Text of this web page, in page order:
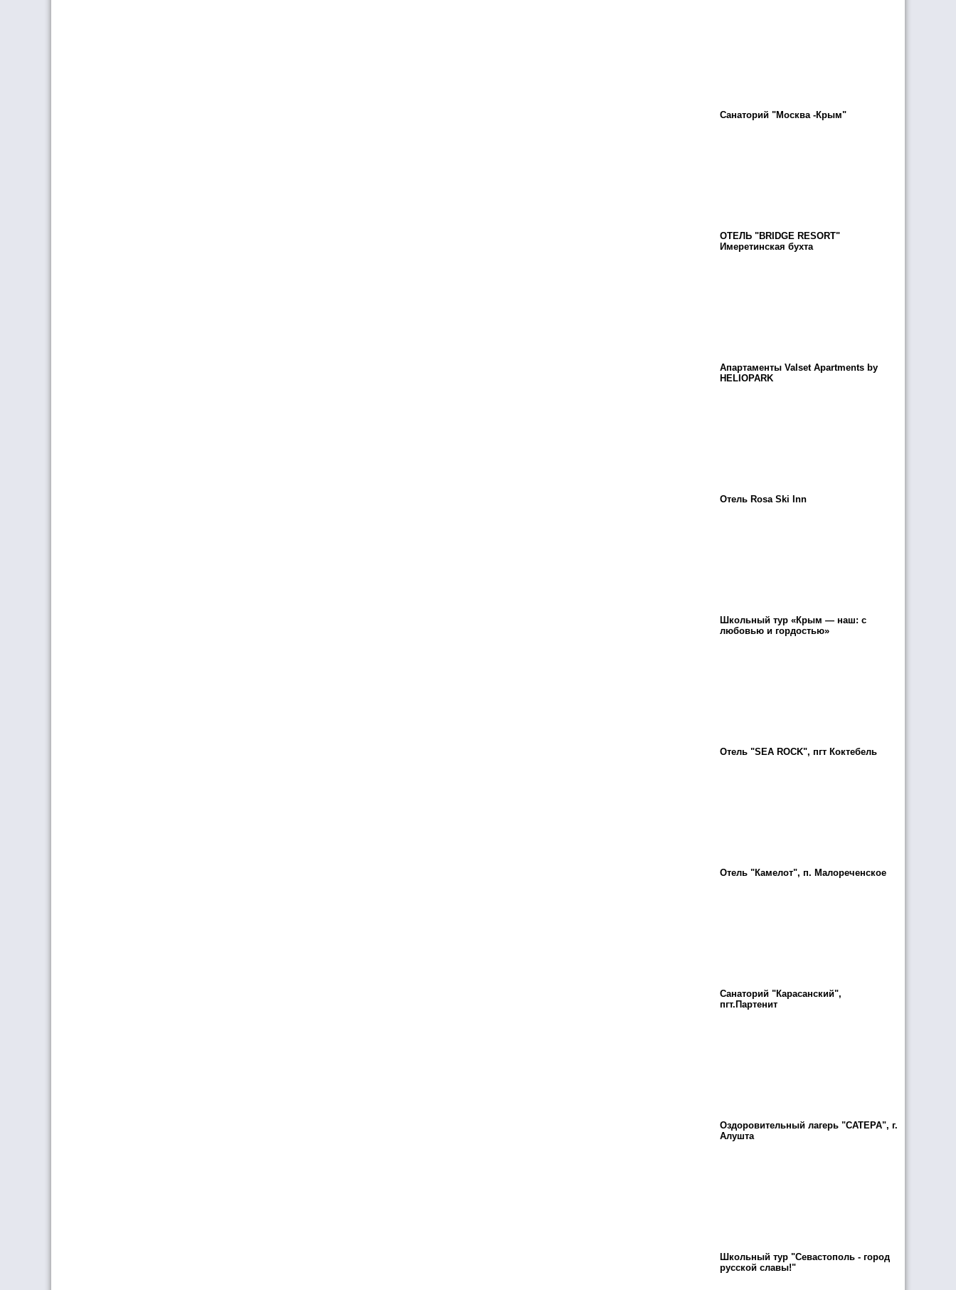
Санаторий "Москва -Крым"
ОТЕЛЬ "BRIDGE RESORT"
Имеретинская бухта
Апартаменты Valset Apartments by
HELIOPARK
Отель Rosa Ski Inn
Школьный тур «Крым — наш: с
любовью и гордостью»
Отель "SEA ROCK", пгт Коктебель
Отель "Камелот", п. Малореченское
Санаторий "Карасанский",
пгт.Партенит
Оздоровительный лагерь "САТЕРА", г.
Алушта
Школьный тур "Севастополь - город
русской славы!"